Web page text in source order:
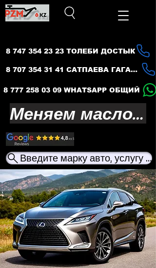
8 747 354 23 23 ТОЛЕБИ ДОСТЫК
8 707 354 31 41 САТПАЕВА ГАГАРИНА
8 777 258 03 09 WHATSAPP ОБЩИЙ
Введите марку авто, услугу
Меняем масло — продлеваем жизнь вашего авто